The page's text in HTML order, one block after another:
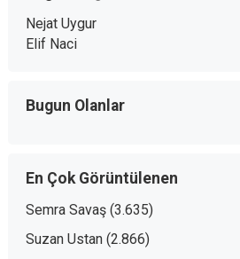
Nejat Uygur
Elif Naci
Bugun Olanlar
En Çok Görüntülenen
Semra Savaş (3.635)
Suzan Ustan (2.866)